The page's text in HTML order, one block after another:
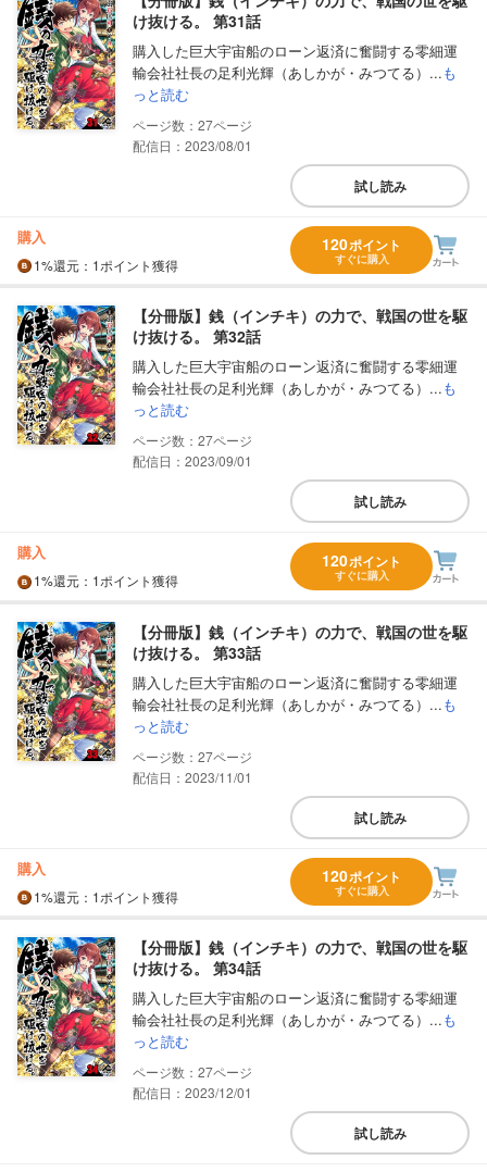
け抜ける。 第31話
購入した巨大宇宙船のローン返済に奮闘する零細運
輸会社社長の足利光輝（あしかが・みつてる）...も
っと読む
27
配信日：2023/08/01
試し読み
購入
1%還元 ：1ポイント獲得
120ポイント
すぐに購入
【分冊版】銭（インチキ）の力で、戦国の世を駆
け抜ける。 第32話
購入した巨大宇宙船のローン返済に奮闘する零細運
輸会社社長の足利光輝（あしかが・みつてる）...も
っと読む
27
配信日：2023/09/01
試し読み
購入
1%還元 ：1ポイント獲得
120ポイント
すぐに購入
【分冊版】銭（インチキ）の力で、戦国の世を駆
け抜ける。 第33話
購入した巨大宇宙船のローン返済に奮闘する零細運
輸会社社長の足利光輝（あしかが・みつてる）...も
っと読む
27
配信日：2023/11/01
試し読み
購入
1%還元 ：1ポイント獲得
120ポイント
すぐに購入
【分冊版】銭（インチキ）の力で、戦国の世を駆
け抜ける。 第34話
購入した巨大宇宙船のローン返済に奮闘する零細運
輸会社社長の足利光輝（あしかが・みつてる）...も
っと読む
27
配信日：2023/12/01
試し読み